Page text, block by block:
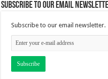
Subscribe to our email
Subscribe to our email newsletter.